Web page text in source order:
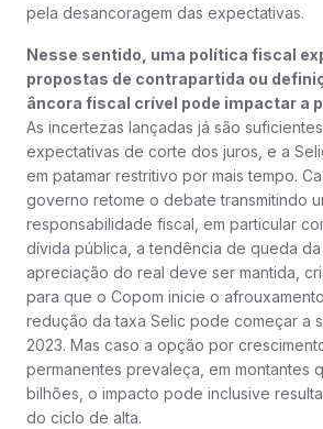
pela desancoragem das expectativas.
Nesse sentido, uma política fiscal
propostas de contrapartida ou
âncora fiscal crível pode impactar a
As incertezas lançadas já são
expectativas de corte dos juros, e a
em patamar restritivo por mais tempo.
governo retome o debate transmitindo
responsabilidade fiscal, em particular
dívida pública, a tendência de queda
apreciação do real deve ser mantida,
para que o Copom inicie o
redução da taxa Selic pode começar a
2023. Mas caso a opção por
permanentes prevaleça, em montantes
bilhões, o impacto pode inclusive
do ciclo de alta.